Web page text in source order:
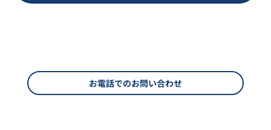
お電話でのお問い合わせ